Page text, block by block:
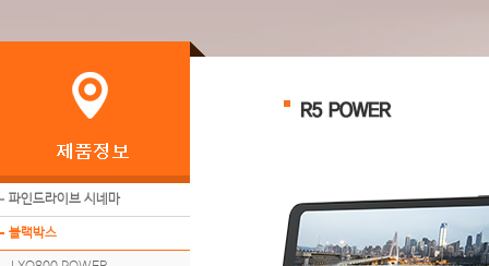
파인드라이브 시네마
블랙박스